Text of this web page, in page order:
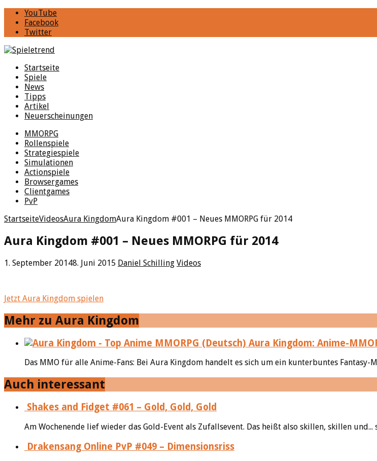
YouTube
Facebook
Twitter
Startseite
Spiele
News
Tipps
Artikel
Neuerscheinungen
MMORPG
Rollenspiele
Strategiespiele
Simulationen
Actionspiele
Browsergames
Clientgames
PvP
StartseiteVideosAura KingdomAura Kingdom #001 – Neues MMORPG für 2014
Aura Kingdom #001 – Neues MMORPG für 2014
1. September 20148. Juni 2015 Daniel Schilling Videos
Jetzt Aura Kingdom spielen
Mehr zu Aura Kingdom
Aura Kingdom: Anime-
Das MMO für alle Anime-Fans: Bei Aura Kingdom handelt es sich um ein kunterbuntes Fantasy-
Auch interessant
Shakes and Fidget #061 – Gold, Gold, Gold
Am Wochenende lief wieder das Gold-Event als Zufallsevent. Das heißt also skillen, skillen und...
Drakensang Online PvP #049 – Dimensionsriss